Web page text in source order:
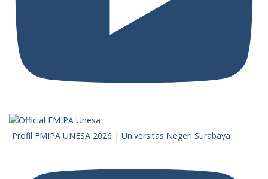
Profil FMIPA UNESA 2026 | Universitas Negeri Surabaya